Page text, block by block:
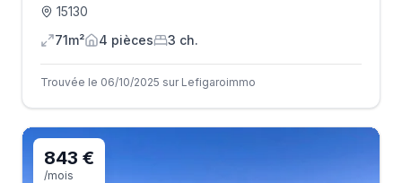
15130
71m²
4 pièces 3 ch.
Trouvée le 06/10/2025 sur Lefigaroimmo
843 €
/mois